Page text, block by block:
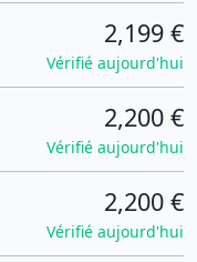
2,199 €
Vérifié aujourd'hui
2,200 €
Vérifié aujourd'hui
2,200 €
Vérifié aujourd'hui